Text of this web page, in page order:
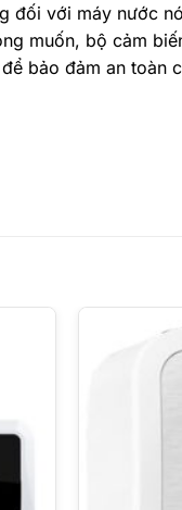
đối với máy nước
muốn, bộ cảm
bảo đảm an toàn